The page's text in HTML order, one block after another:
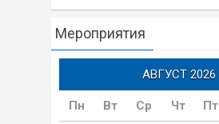
Мероприятия
АВГУСТ 2026
Пн Вт Ср Чт Пт